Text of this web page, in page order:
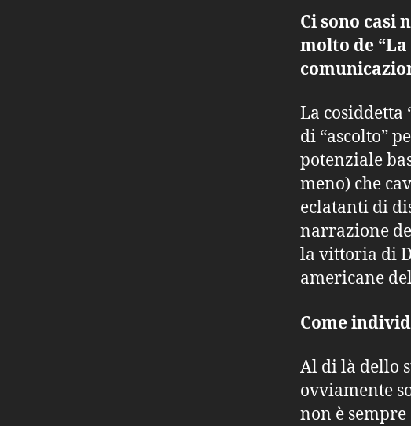
Ci sono casi
molto de
La cosiddetta
di “ascolto”
potenziale
meno) che
eclatanti di
narrazione
la vittoria di
americane
Come
Al di là dello
ovviamente
non è